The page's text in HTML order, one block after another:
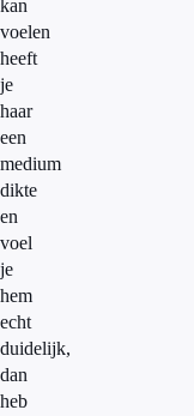
kan
voelen
heeft
je
haar
een
medium
dikte
en
voel
je
hem
echt
duidelijk,
dan
heb